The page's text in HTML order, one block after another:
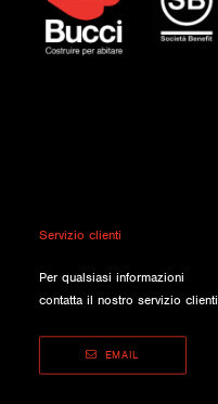
Servizio clienti
Per qualsiasi informazioni
contatta il nostro servizio clienti
EMAIL